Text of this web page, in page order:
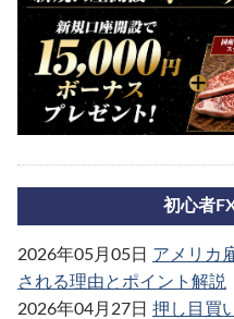
初心者
2026年05月05日 アメリカ
される理由とポイント解説
2026年04月27日 押し目買